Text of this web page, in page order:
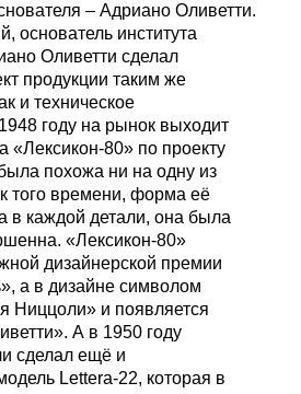
– Адриано Оливетти.
основатель института
Оливетти сделал
продукции таким же
и техническое
году на рынок выходит
80» по проекту
похожа ни на одну из
того времени, форма её
в каждой детали, она была
«Лексикон-80»
дизайнерской премии
а в дизайне символом
Ниццоли» и появляется
А в 1950 году
сделал ещё и
Lettera-22, которая в